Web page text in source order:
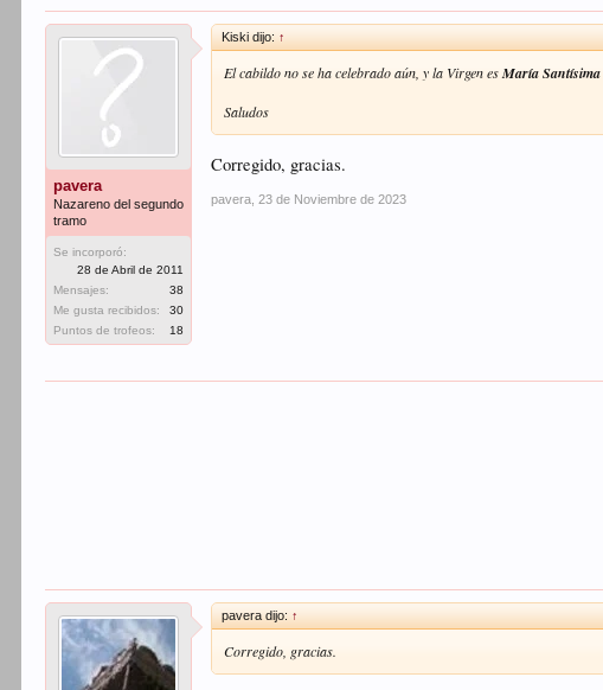
pavera
Nazareno del segundo
tramo
Se incorporó:
28 de Abril de 2011
Mensajes:
38
Me gusta recibidos:
30
Puntos de trofeos:
18
Kiski dijo: ↑
El cabildo no se ha celebrado aún, y la Virgen esMaría Santísima
Saludos
Corregido, gracias.
pavera 23 de Noviembre de 2023
pavera dijo: ↑
Corregido, gracias.